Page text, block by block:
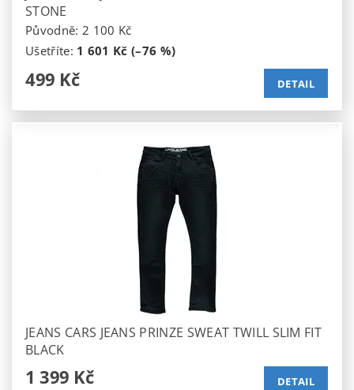
STONE
Původně: 2 100 Kč
Ušetříte: 1 601 Kč (–76 %)
499 Kč DETAIL
JEANS CARS JEANS PRINZE SWEAT TWILL SLIM FIT
BLACK
1 399 Kč DETAIL